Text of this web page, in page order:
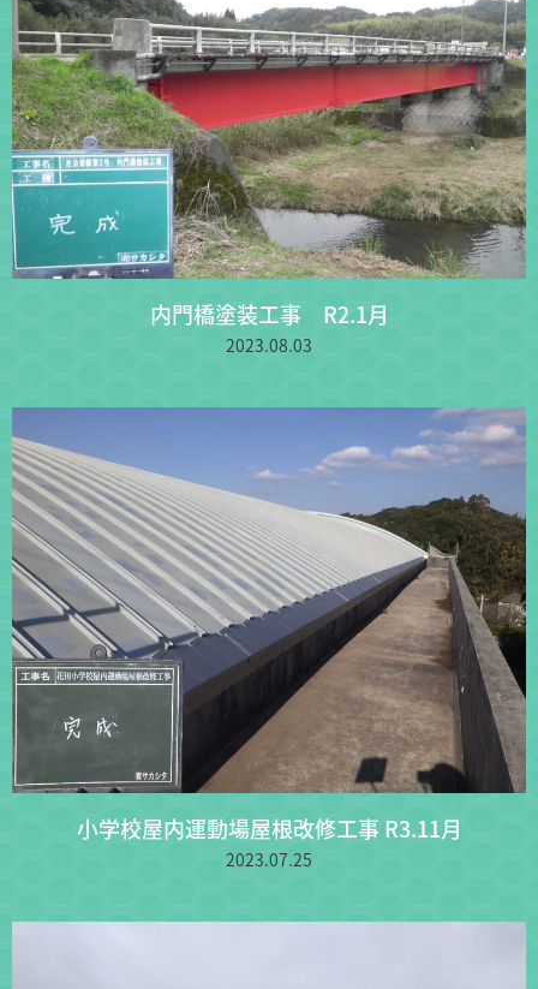
内門橋塗装工事 R2.1月
2023.08.03
小学校屋内運動場屋根改修工事 R3.11月
2023.07.25